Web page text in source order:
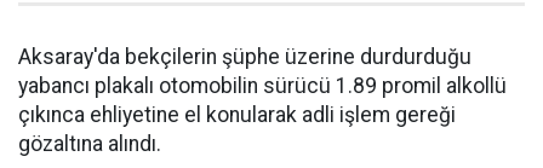
Aksaray'da bekçilerin şüphe üzerine durdurduğu
yabancı plakalı otomobilin sürücü 1.89 promil alkollü
çıkınca ehliyetine el konularak adli işlem gereği
gözaltına alındı.